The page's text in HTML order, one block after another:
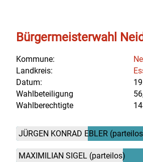
Bürgermeisterwahl
Kommune:
Landkreis:
Datum:
Wahlbeteiligung
Wahlberechtigte
JÜRGEN KONRAD EBLER
MAXIMILIAN SIGEL (parteilos)